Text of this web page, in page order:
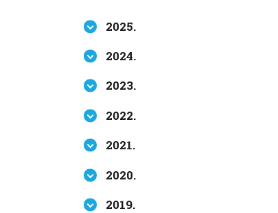
2025.
2024.
2023.
2022.
2021.
2020.
2019.